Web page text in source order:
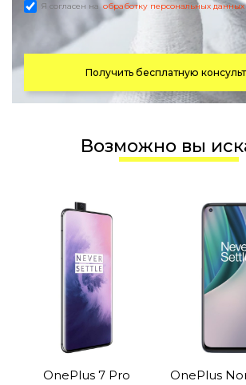
Я согласен на обработку персональных данных
Получить бесплатную
Возможно вы
OnePlus 7 Pro OnePlus